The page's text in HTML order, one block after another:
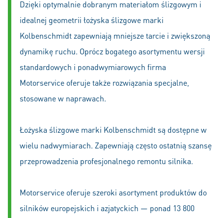
Dzięki optymalnie dobranym materiałom ślizgowym i
idealnej geometrii łożyska ślizgowe marki
Kolbenschmidt zapewniają mniejsze tarcie i zwiększoną
dynamikę ruchu. Oprócz bogatego asortymentu wersji
standardowych i ponadwymiarowych firma
Motorservice oferuje także rozwiązania specjalne,
stosowane w naprawach.
Łożyska ślizgowe marki Kolbenschmidt są dostępne w
wielu nadwymiarach. Zapewniają często ostatnią szansę
przeprowadzenia profesjonalnego remontu silnika.
Motorservice oferuje szeroki asortyment produktów do
silników europejskich i azjatyckich — ponad 13 800